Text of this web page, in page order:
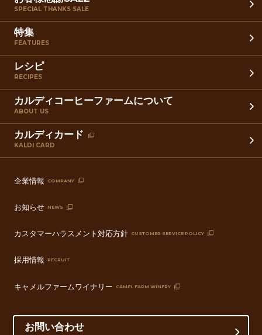
SPECIAL THANKS SALE
特集
FEATURES
レシピ
RECIPES
カルディコーヒーファームについて
ABOUT US
カルディカード
KALDI CARD
企業情報 COMPANY
お知らせ NEWS
カスタマーハラスメント対応方針 CUSTOMER SERVICE POLICY
採用情報 RECRUIT
キャメルファームワイナリー CAMEL FARM WINERY
お問い合わせ